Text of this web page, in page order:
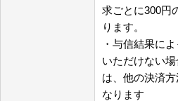
求ごとに300円
ります。
・与信結果に
いただけない
は、他の決済
なります